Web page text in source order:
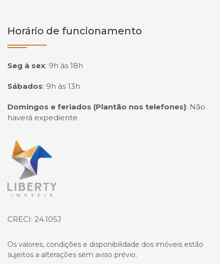
Horário de funcionamento
Seg à sex: 9h às 18h
Sábados: 9h às 13h
Domingos e feriados (Plantão nos telefones): Não
haverá expediente
Página inicial
CRECI: 24.105J
Os valores, condições e disponibilidade dos imóveis estão
sujeitos a alterações sem aviso prévio.